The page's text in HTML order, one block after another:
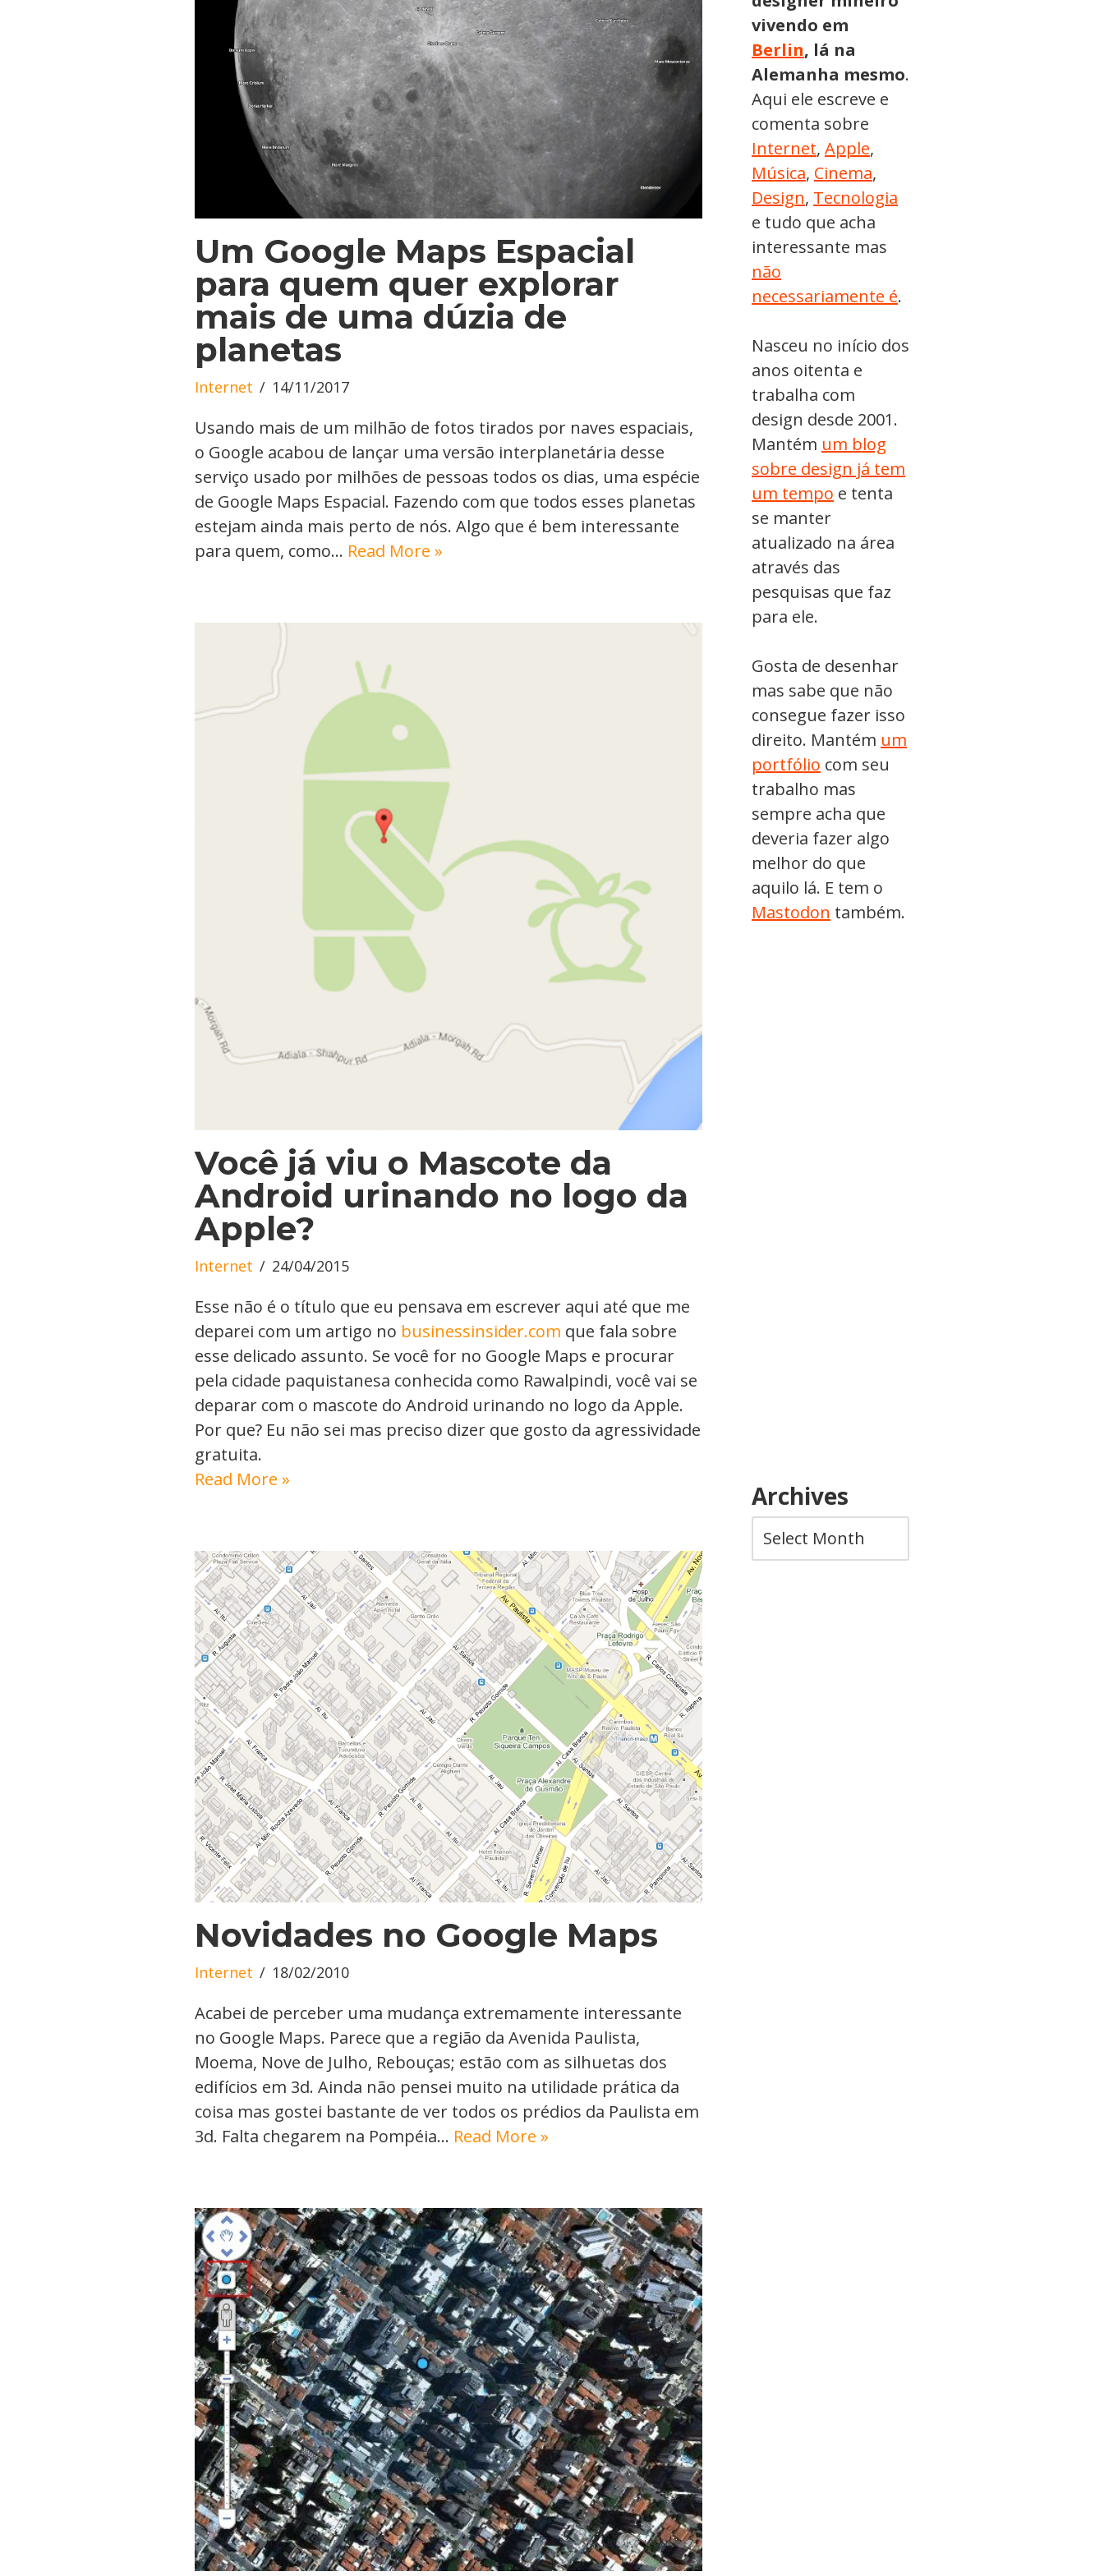
Um Google Maps Espacial
para quem quer explorar
mais de uma dúzia de
planetas
Internet 14/11/2017
Usando mais de um milhão de fotos tirados por naves espaciais,
o Google acabou de lançar uma versão interplanetária desse
serviço usado por milhões de pessoas todos os dias, uma espécie
de Google Maps Espacial. Fazendo com que todos esses planetas
estejam ainda mais perto de nós. Algo que é bem interessante
para quem, como… Read More »
Você já viu o Mascote da
Android urinando no logo da
Apple?
Internet 24/04/2015
Esse não é o título que eu pensava em escrever aqui até que me
deparei com um artigo no businessinsider.com que fala sobre
esse delicado assunto. Se você for no Google Maps e procurar
pela cidade paquistanesa conhecida como Rawalpindi, você vai se
deparar com o mascote do Android urinando no logo da Apple.
Por que? Eu não sei mas preciso dizer que gosto da agressividade
gratuita.
Read More »
Novidades no Google Maps
Internet 18/02/2010
Acabei de perceber uma mudança extremamente interessante
no Google Maps. Parece que a região da Avenida Paulista,
Moema, Nove de Julho, Rebouças; estão com as silhuetas dos
edifícios em 3d. Ainda não pensei muito na utilidade prática da
coisa mas gostei bastante de ver todos os prédios da Paulista em
3d. Falta chegarem na Pompéia… Read More »
vivendo em
Berlin, lá na
Alemanha mesmo.
Aqui ele escreve e
comenta sobre
Internet, Apple,
Música, Cinema,
Design, Tecnologia
e tudo que acha
interessante mas
não
necessariamente é.
Nasceu no início dos
anos oitenta e
trabalha com
design desde 2001.
Mantém um blog
sobre design já tem
um tempo e tenta
se manter
atualizado na área
através das
pesquisas que faz
para ele.
Gosta de desenhar
mas sabe que não
consegue fazer isso
direito. Mantém um
portfólio com seu
trabalho mas
sempre acha que
deveria fazer algo
melhor do que
aquilo lá. E tem o
Mastodon também.
Archives